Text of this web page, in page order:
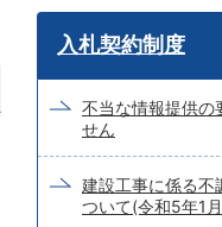
ワ
ー
ド
索
入札契約制度
不当な情報提供の
せん
建設工事に係る不
ついて(令和5年1